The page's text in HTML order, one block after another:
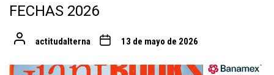
FECHAS 2026
actitudalterna 13 de mayo de 2026